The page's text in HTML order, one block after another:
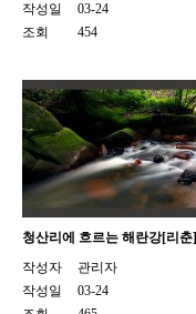
작성일
03-24
조회
454
청산리에 흐르는 해란강[리춘]
작성자
관리자
작성일
03-24